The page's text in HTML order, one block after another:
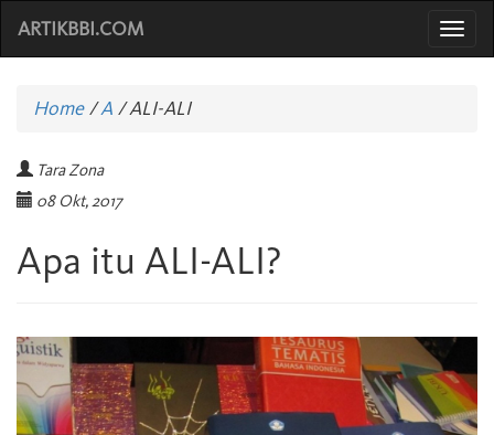
ARTIKBBI.COM
Home/A /ALI-ALI
Tara Zona
08 Okt, 2017
Apa itu ALI-ALI?